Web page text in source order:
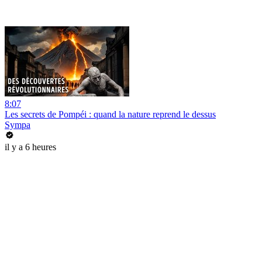
8:07
Les secrets de Pompéi : quand la nature reprend le dessus
Sympa
il y a 6 heures